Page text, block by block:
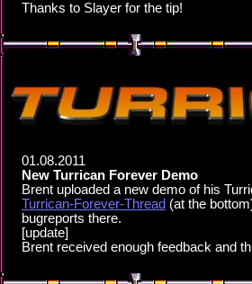
Thanks to Slayer for the tip!
01.08.2011
New Turrican Forever Demo
Brent uploaded a new demo of his
Turrican-Forever-Thread (at the
bugreports there.
[update]
Brent received enough feedback and